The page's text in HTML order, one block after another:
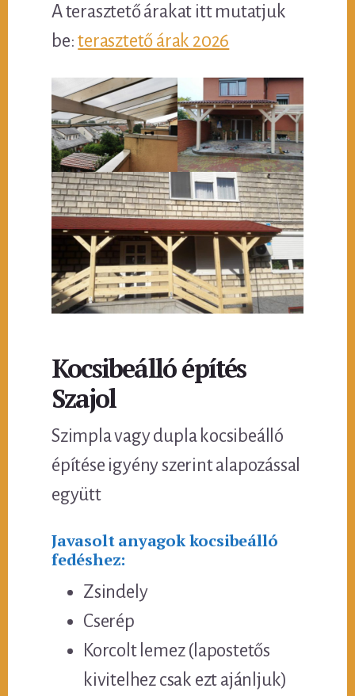
A terasztető árakat itt mutatjuk
be:terasztető árak 2026
Kocsibeálló építés
Szajol
Szimpla vagy dupla kocsibeálló
építése igyény szerint alapozással
együtt
Javasolt anyagok kocsibeálló
fedéshez:
Zsindely
Cserép
Korcolt lemez (lapostetős
kivitelhez csak ezt ajánljuk)